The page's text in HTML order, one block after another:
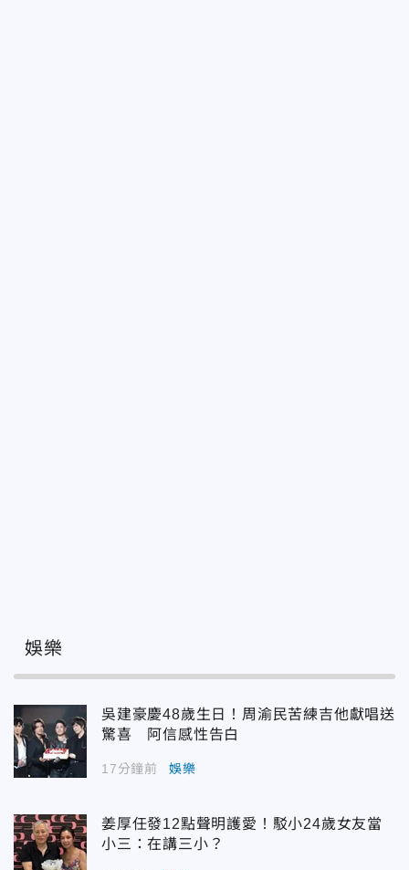
娛樂
吳建豪慶48歲生日！周渝民苦練吉他獻唱送
驚喜 阿信感性告白
17分鐘前 娛樂
姜厚任發12點聲明護愛！駁小24歲女友當
小三：在講三小？